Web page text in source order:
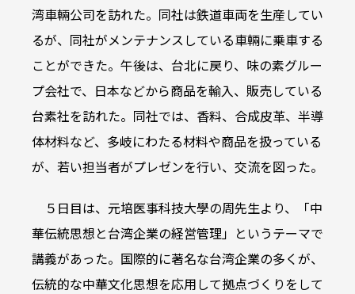
湾車輛公司を訪れた。同社は鉄道車両を生産してい
るが、同社がメンテナンスしている車輛に乗車する
ことができた。午後は、台北に戻り、味の素グルー
プ会社で、日本などから商品を輸入、販売している
台素社を訪れた。同社では、香料、合成皮革、半導
体材料など、多岐にわたる材料や商品を扱っている
が、若い担当者がプレゼンを行い、交流を図った。
５日目は、元培医事科技大學の周先生より、「中
華伝統思想と台湾企業の経営管理」というテーマで
講義があった。国際的に著名な台湾企業の多くが、
伝統的な中華文化思想を応用して拠点づくりをして